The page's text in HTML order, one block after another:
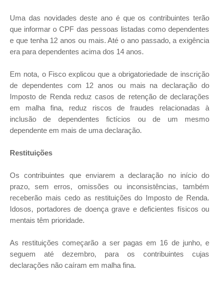
Uma das novidades deste ano é que os contribuintes terão
que informar o CPF das pessoas listadas como dependentes
e que tenha 12 anos ou mais. Até o ano passado, a exigência
era para dependentes acima dos 14 anos.
Em nota, o Fisco explicou que a obrigatoriedade de inscrição
de dependentes com 12 anos ou mais na declaração do
Imposto de Renda reduz casos de retenção de declarações
em malha fina, reduz riscos de fraudes relacionadas à
inclusão de dependentes fictícios ou de um mesmo
dependente em mais de uma declaração.
Restituições
Os contribuintes que enviarem a declaração no início do
prazo, sem erros, omissões ou inconsistências, também
receberão mais cedo as restituições do Imposto de Renda.
Idosos, portadores de doença grave e deficientes físicos ou
mentais têm prioridade.
As restituições começarão a ser pagas em 16 de junho, e
seguem até dezembro, para os contribuintes cujas
declarações não caíram em malha fina.